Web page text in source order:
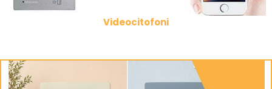
Videocitofoni